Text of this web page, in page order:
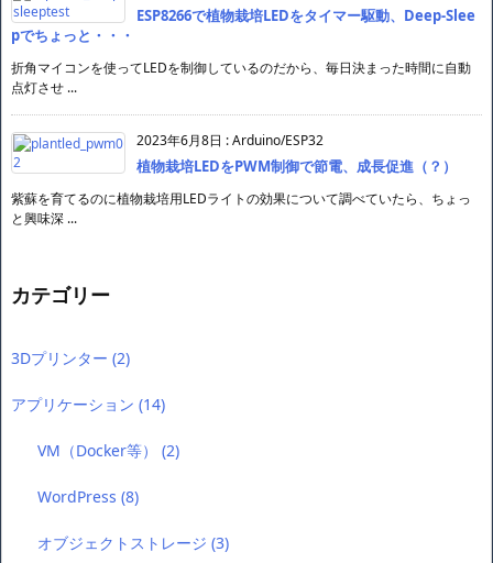
ESP8266で植物栽培LEDをタイマー駆動、Deep-Slee
pでちょっと・・・
折角マイコンを使ってLEDを制御しているのだから、毎日決まった時間に自動
点灯させ ...
2023年6月8日 :Arduino/ESP32
植物栽培LEDをPWM制御で節電、成長促進（？）
紫蘇を育てるのに植物栽培用LEDライトの効果について調べていたら、ちょっ
と興味深 ...
カテゴリー
3Dプリンター (2)
アプリケーション (14)
VM（Docker等）(2)
WordPress(8)
オブジェクトストレージ(3)